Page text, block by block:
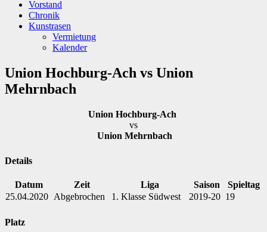
Vorstand
Chronik
Kunstrasen
Vermietung
Kalender
Union Hochburg-Ach vs Union
Mehrnbach
Union Hochburg-Ach
vs
Union Mehrnbach
Details
Datum Zeit Liga Saison
Spieltag
25.04.2020 Abgebrochen 1. Klasse Südwest 2019-20 19
Platz